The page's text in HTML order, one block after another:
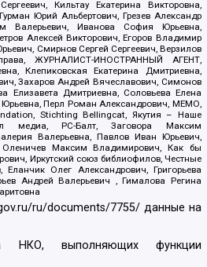
Кильтау Екатерина Викторовна,
Юрий Альбертович, Грезев Александр
Валерьевич, Иванова София Юрьевна,
Алексей Викторович, Егоров Владимир
Смирнов Сергей Сергеевич, Верзилов
ЖУРНАЛИСТ-ИНОСТРАННЫЙ АГЕНТ,
Клепиковская Екатерина Дмитриевна,
Захаров Андрей Вячеславович, Симонов
Елизавета Дмитриевна, Соловьева Елена
Перл Роман Александрович, МЕМО,
Stichting Bellingcat, Якутия – Наше
медиа, РС-Балт, Заговора Максим
Валерьевна, Павлов Иван Юрьевич,
Оленичев Максим Владимирович, Как бы
Иркутский союз библиофилов, Честные
Олег Александрович, Григорьева
Андрей Валерьевич , Гималова Регина
ru/documents/7755/ данные на
НКО, выполняющих функции